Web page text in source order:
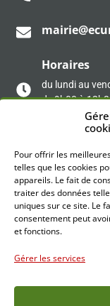
Pour offrir les
telles que les cookies
appareils. Le fait de
traiter des données
uniques sur ce site. Le
consentement peut
et fonctions.
Gérer les services
Horaires
du lundi au
de 9h00 à
et de 13h30 à
Il n'y a pas de lieux